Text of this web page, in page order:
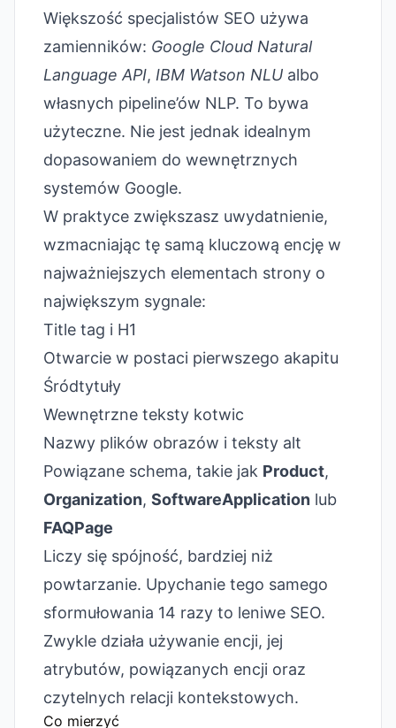
Większość specjalistów SEO używa
zamienników: Google Cloud Natural
Language API, IBM Watson NLU albo
własnych pipeline’ów NLP. To bywa
użyteczne. Nie jest jednak idealnym
dopasowaniem do wewnętrznych
systemów Google.
W praktyce zwiększasz uwydatnienie,
wzmacniając tę samą kluczową encję w
najważniejszych elementach strony o
największym sygnale:
Title tag i H1
Otwarcie w postaci pierwszego akapitu
Śródtytuły
Wewnętrzne teksty kotwic
Nazwy plików obrazów i teksty alt
Powiązane schema, takie jak Product,
Organization, SoftwareApplication lub
FAQPage
Liczy się spójność, bardziej niż
powtarzanie. Upychanie tego samego
sformułowania 14 razy to leniwe SEO.
Zwykle działa używanie encji, jej
atrybutów, powiązanych encji oraz
czytelnych relacji kontekstowych.
Co mierzyć